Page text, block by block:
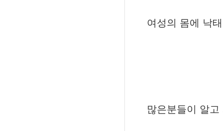
여성의 몸에 낙
많은분들이 알